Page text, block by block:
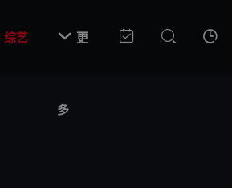
综艺  更
多